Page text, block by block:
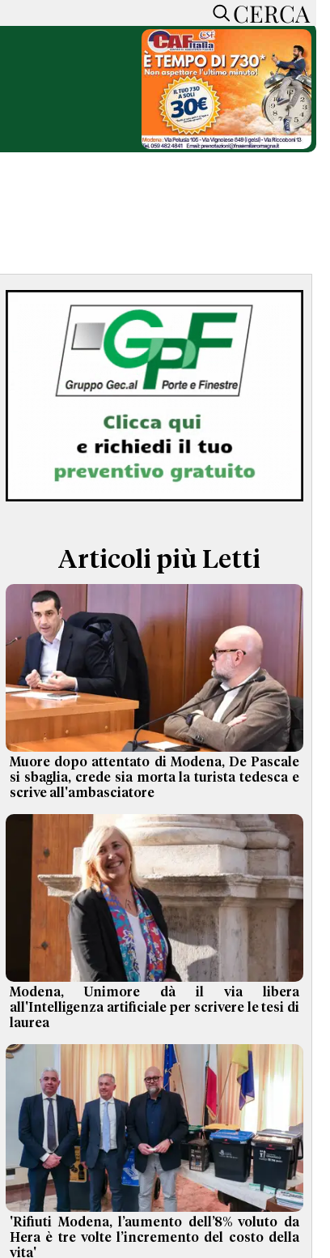
CERCA
ACCEDI o REGISTRATI
CONTATTI
SOSTIENI LA PRESSA
MAPPA DEL SITO
NORMATIVE
DEONTOLOGICHE
TERMINI e CONDIZIONI
CERCA
Articoli più Letti
Muore dopo attentato di Modena, De Pascale
si sbaglia, crede sia morta la turista tedesca e
scrive all'ambasciatore
Modena, Unimore dà il via libera
all'Intelligenza artificiale per scrivere le tesi di
laurea
'Rifiuti Modena, l’aumento dell’8% voluto da
Hera è tre volte l’incremento del costo della
vita'